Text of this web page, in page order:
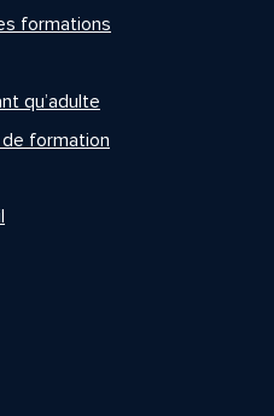
formations
qu’adulte
de formation